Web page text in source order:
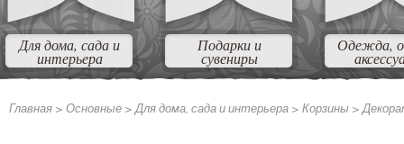
Для дома, сада и
интерьера
Подарки и
сувениры
Одежда,
Главная > Основные >Для дома, сада и интерьера > Корзины >